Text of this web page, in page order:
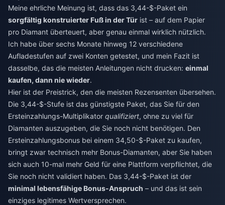
Meine ehrliche Meinung ist, dass das 3,44-$-Paket ein
sorgfältig konstruierter Fuß in der Tür ist – auf dem Papier
pro Diamant überteuert, aber genau einmal wirklich nützlich.
Ich habe über sechs Monate hinweg 12 verschiedene
Aufladestufen auf zwei Konten getestet, und mein Fazit ist
dasselbe, das die meisten Anleitungen nicht drucken: einmal
kaufen, dann nie wieder.
Hier ist der Preistrick, den die meisten Rezensenten übersehen.
Die 3,44-$-Stufe ist das günstigste Paket, das Sie für den
Ersteinzahlungs-Multiplikator qualifiziert, ohne zu viel für
Diamanten auszugeben, die Sie noch nicht benötigen. Den
Ersteinzahlungsbonus bei einem 34,50-$-Paket zu kaufen,
bringt zwar technisch mehr Bonus-Diamanten, aber Sie haben
sich auch 10-mal mehr Geld für eine Plattform verpflichtet, die
Sie noch nicht validiert haben. Das 3,44-$-Paket ist der
minimal lebensfähige Bonus-Anspruch – und das ist sein
einziges legitimes Wertversprechen.